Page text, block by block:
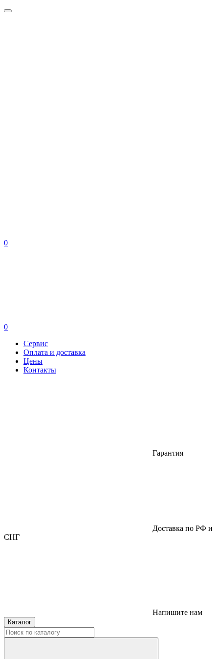
0
0
Сервис
Оплата и доставка
Цены
Контакты
Гарантия
Доставка по РФ и
СНГ
Напишите нам
Каталог